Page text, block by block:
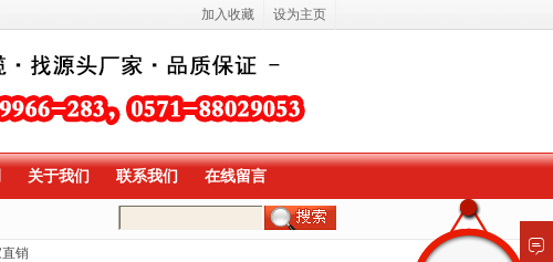
关于我们 联系我们 在线留言
销
加入收藏 设为主页